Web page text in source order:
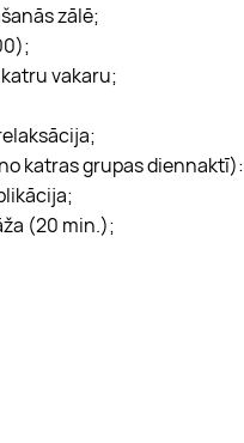
zālē;
vakaru;
katras grupas diennaktī):
(20 min.);